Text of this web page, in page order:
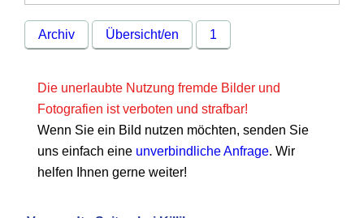
Archiv Übersicht/en 1
Die unerlaubte Nutzung fremde Bilder und
Fotografien ist verboten und strafbar!
Wenn Sie ein Bild nutzen möchten, senden Sie
uns einfach eine unverbindliche Anfrage. Wir
helfen Ihnen gerne weiter!